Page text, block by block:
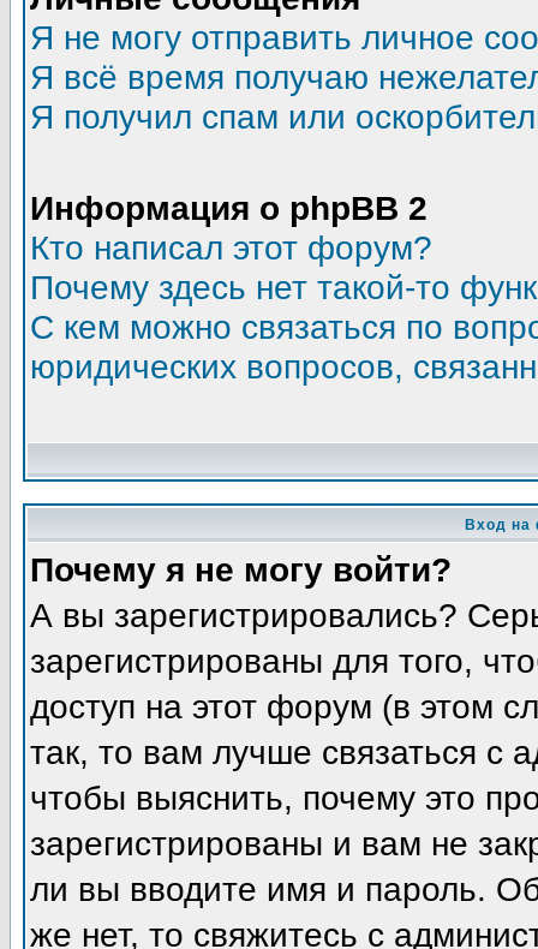
Я не могу отправить личное
Я всё время получаю
Я получил спам или
Информация о phpBB 2
Кто написал этот форум?
Почему здесь нет такой-то
С кем можно связаться по
юридических вопросов,
Вход на
Почему я не могу войти?
А вы зарегистрировались?
зарегистрированы для того,
доступ на этот форум (в этом
так, то вам лучше связаться с
чтобы выяснить, почему это
зарегистрированы и вам не
ли вы вводите имя и пароль.
же нет, то свяжитесь с